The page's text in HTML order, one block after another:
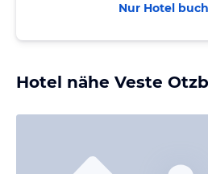
Nur Hotel
Hotel nähe Veste